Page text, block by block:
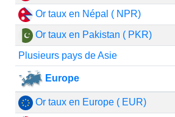
Or taux en Népal ( NPR)
Or taux en Pakistan ( PKR)
Plusieurs pays de Asie
Europe
Or taux en Europe ( EUR)